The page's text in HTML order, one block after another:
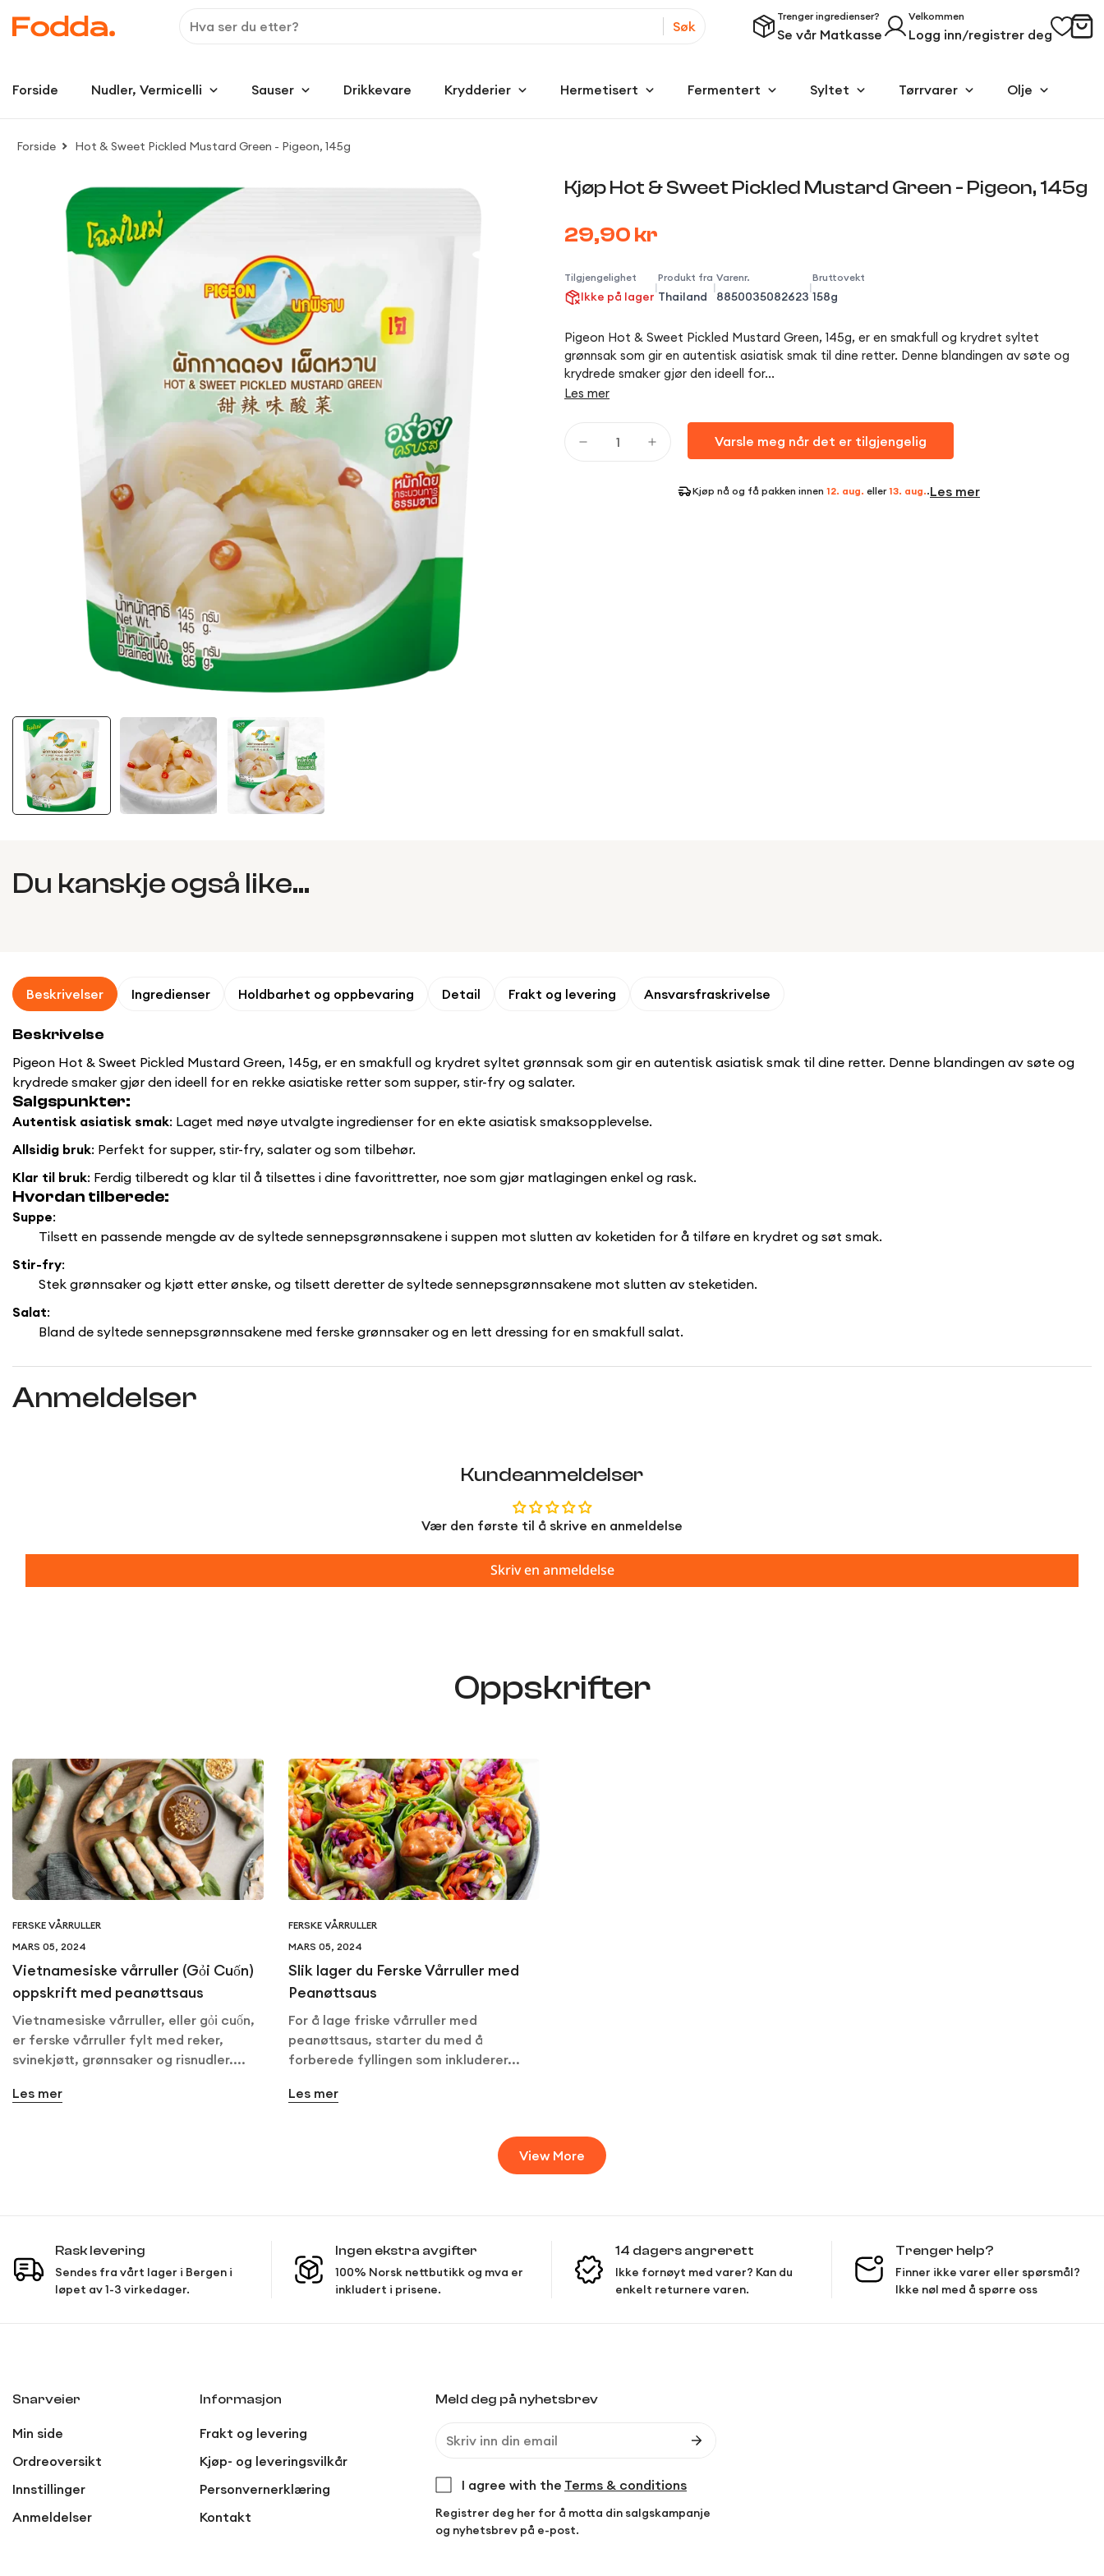
Søk
Trenger ingredienser?
Se vår Matkasse
Velkommen
Logg inn/registrer deg
Forside Nudler, Vermicelli Sauser Drikkevare Krydderier Hermetisert Fermentert Syltet Tørrvarer Olje
Forside Hot & Sweet Pickled Mustard Green - Pigeon, 145g
Kjøp Hot & Sweet Pickled Mustard Green - Pigeon, 145g
29,90 kr
Tilgjengelighet
Ikke på lager
|
Produkt fra
Thailand
|
Varenr.
8850035082623
|
Bruttovekt
158g
Pigeon Hot & Sweet Pickled Mustard Green, 145g, er en smakfull og krydret syltet
grønnsak som gir en autentisk asiatisk smak til dine retter. Denne blandingen av søte og
krydrede smaker gjør den ideell for...
Les mer
Varsle meg når det er tilgjengelig
Kjøp nå og få pakken innen 12. aug. eller13. aug..Les mer
Du kanskje også like...
Beskrivelser Ingredienser Holdbarhet og oppbevaring Detail Frakt og levering Ansvarsfraskrivelse
Beskrivelse
Pigeon Hot & Sweet Pickled Mustard Green, 145g, er en smakfull og krydret syltet grønnsak som gir en autentisk asiatisk smak til dine retter. Denne blandingen av søte og
krydrede smaker gjør den ideell for en rekke asiatiske retter som supper, stir-fry og salater.
Salgspunkter:
Autentisk asiatisk smak: Laget med nøye utvalgte ingredienser for en ekte asiatisk smaksopplevelse.
Allsidig bruk: Perfekt for supper, stir-fry, salater og som tilbehør.
Klar til bruk: Ferdig tilberedt og klar til å tilsettes i dine favorittretter, noe som gjør matlagingen enkel og rask.
Hvordan tilberede:
Suppe:
Tilsett en passende mengde av de syltede sennepsgrønnsakene i suppen mot slutten av koketiden for å tilføre en krydret og søt smak.
Stir-fry:
Stek grønnsaker og kjøtt etter ønske, og tilsett deretter de syltede sennepsgrønnsakene mot slutten av steketiden.
Salat:
Bland de syltede sennepsgrønnsakene med ferske grønnsaker og en lett dressing for en smakfull salat.
Anmeldelser
Kundeanmeldelser
Vær den første til å skrive en anmeldelse
Skriv en anmeldelse
Oppskrifter
FERSKE VÅRRULLER
MARS 05, 2024
Vietnamesiske vårruller (Gỏi Cuốn)
oppskrift med peanøttsaus
Vietnamesiske vårruller, eller gỏi cuốn,
er ferske vårruller fylt med reker,
svinekjøtt, grønnsaker og risnudler....
Les mer
FERSKE VÅRRULLER
MARS 05, 2024
Slik lager du Ferske Vårruller med
Peanøttsaus
For å lage friske vårruller med
peanøttsaus, starter du med å
forberede fyllingen som inkluderer...
Les mer
View More
Rask levering
Sendes fra vårt lager i Bergen i
løpet av 1-3 virkedager.
Ingen ekstra avgifter
100% Norsk nettbutikk og mva er
inkludert i prisene.
14 dagers angrerett
Ikke fornøyt med varer? Kan du
enkelt returnere varen.
Trenger help?
Finner ikke varer eller spørsmål?
Ikke nøl med å spørre oss
Snarveier
Min side
Ordreoversikt
Innstillinger
Anmeldelser
Informasjon
Frakt og levering
Kjøp- og leveringsvilkår
Personvernerklæring
Kontakt
Meld deg på nyhetsbrev
I agree with the Terms & conditions
Registrer deg her for å motta din salgskampanje
og nyhetsbrev på e-post.